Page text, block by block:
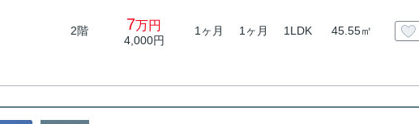
2階 7万円
4,000円
1ヶ月 1ヶ月 1LDK 45.55㎡